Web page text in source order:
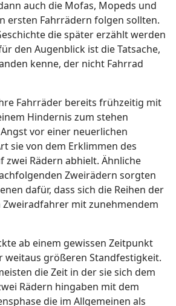
auch die Mofas, Mopeds und
ersten Fahrrädern folgen sollten.
die später erzählt werden
den Augenblick ist die Tatsache,
kenne, der nicht Fahrrad
Fahrräder bereits frühzeitig mit
Hindernis zum stehen
vor einer neuerlichen
sie von dem Erklimmen des
zwei Rädern abhielt. Ähnliche
Zweirädern sorgten
dafür, dass sich die Reihen der
mit zunehmendem
ab einem gewissen Zeitpunkt
weitaus größeren Standfestigkeit.
die Zeit in der sie sich dem
Rädern hingaben mit dem
die im Allgemeinen als